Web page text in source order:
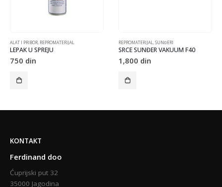
ALAT I PRIBOR, REPROMATERIJAL
LEPAK U SPREJU
750 din
REPROMATERIJAL,SUNĐERI
SRCE SUNĐER VAKUUM F40
1,800 din
KONTAKT
Ferdinand doo
Ćuprijski put 32
35000 Jagodina